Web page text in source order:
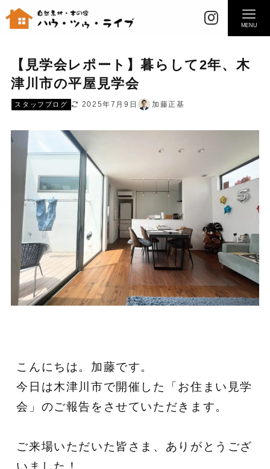
MENU
【見学会レポート】暮らして2年、木
津川市の平屋見学会
スタッフブログ 2025年7月9日 加藤正基
こんにちは。加藤です。
今日は木津川市で開催した「お住まい見学
会」のご報告をさせていただきます。
ご来場いただいた皆さま、ありがとうござ
いました！